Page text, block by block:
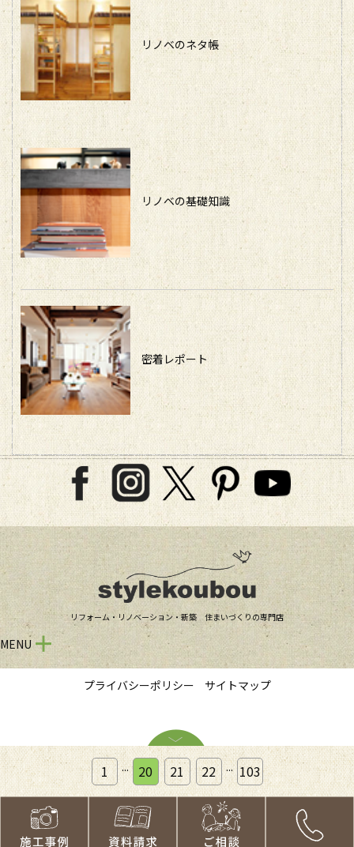
リノベのネタ帳
リノベの基礎知識
密着レポート
1 ... 20 21 22 ... 103
リフォーム・リノベーション・新築 住まいづくりの専門店
MENU
プライバシーポリシー サイトマップ